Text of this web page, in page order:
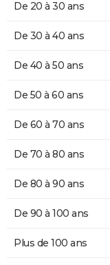
De 20 à 30 ans
De 30 à 40 ans
De 40 à 50 ans
De 50 à 60 ans
De 60 à 70 ans
De 70 à 80 ans
De 80 à 90 ans
De 90 à 100 ans
Plus de 100 ans